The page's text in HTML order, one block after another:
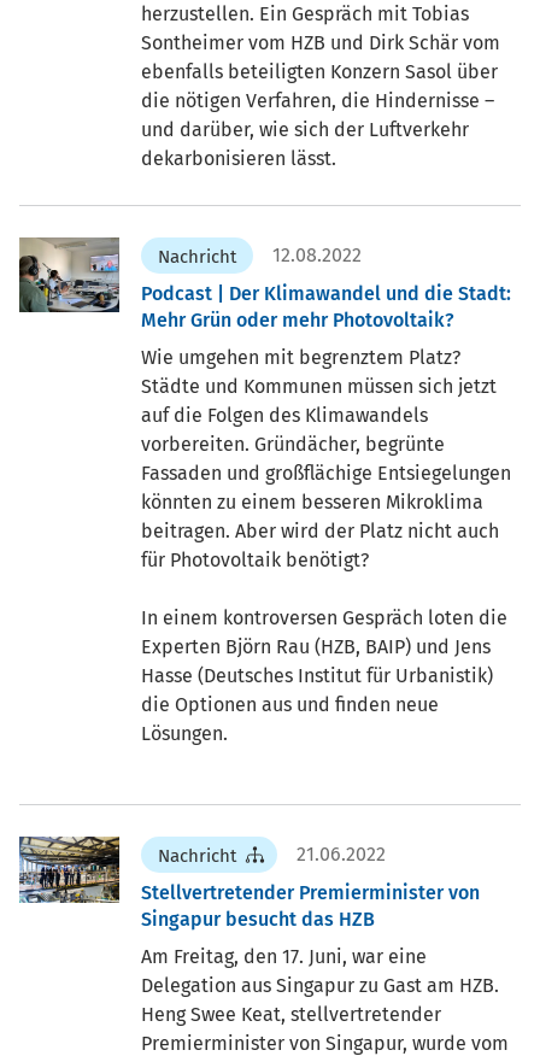
herzustellen. Ein Gespräch mit Tobias
Sontheimer vom HZB und Dirk Schär vom
ebenfalls beteiligten Konzern Sasol über
die nötigen Verfahren, die Hindernisse –
und darüber, wie sich der Luftverkehr
dekarbonisieren lässt.
Nachricht
12.08.2022
Podcast | Der Klimawandel und die Stadt:
Mehr Grün oder mehr Photovoltaik?
Wie umgehen mit begrenztem Platz?
Städte und Kommunen müssen sich jetzt
auf die Folgen des Klimawandels
vorbereiten. Gründächer, begrünte
Fassaden und großflächige Entsiegelungen
könnten zu einem besseren Mikroklima
beitragen. Aber wird der Platz nicht auch
für Photovoltaik benötigt?
In einem kontroversen Gespräch loten die
Experten Björn Rau (HZB, BAIP) und Jens
Hasse (Deutsches Institut für Urbanistik)
die Optionen aus und finden neue
Lösungen.
Nachricht
21.06.2022
Stellvertretender Premierminister von
Singapur besucht das HZB
Am Freitag, den 17. Juni, war eine
Delegation aus Singapur zu Gast am HZB.
Heng Swee Keat, stellvertretender
Premierminister von Singapur, wurde vom